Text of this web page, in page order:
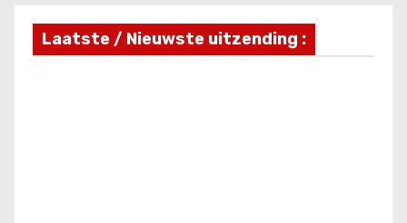
Laatste / Nieuwste uitzending :